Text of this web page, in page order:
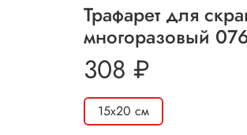
Трафарет для
многоразовый
308 ₽
15х20 см